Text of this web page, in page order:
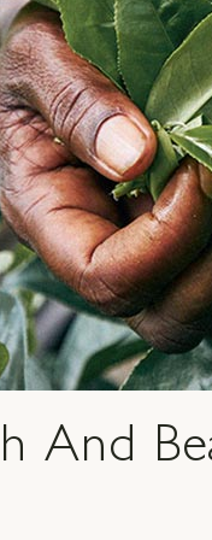
And